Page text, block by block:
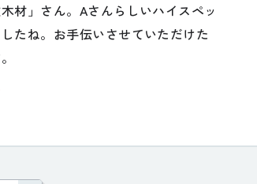
材」さん。Aさんらしいハイスペッ
たね。お手伝いさせていただけた